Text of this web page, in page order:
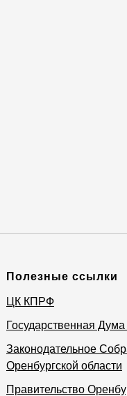
Полезные ссылки
ЦК КПРФ
Государственная
Законодательное
Оренбургской области
Правительство